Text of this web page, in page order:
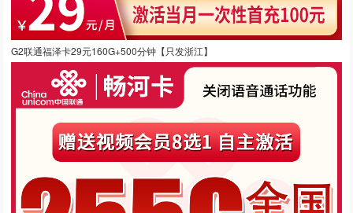
G2联通福泽卡29元160G+500分钟【只发浙江】